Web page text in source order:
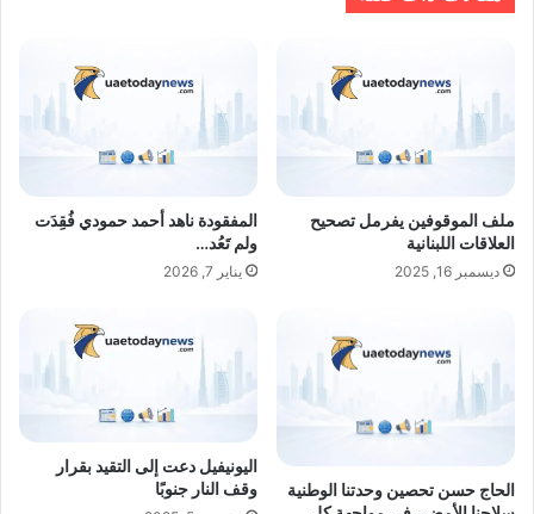
ملف الموقوفين يفرمل تصحيح
العلاقات اللبنانية
ديسمبر 16, 2025
المفقودة ناهد أحمد حمودي فُقِدَت
ولم تَعُد…
يناير 7, 2026
الحاج حسن تحصين وحدتنا الوطنية
اليونيفيل دعت إلى التقيد بقرار
وقف النار جنوبًا